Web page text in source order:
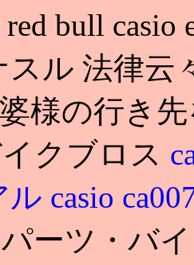
red bull
スル 法律云
様の行き
クブロス
ル casio
ーツ・バ